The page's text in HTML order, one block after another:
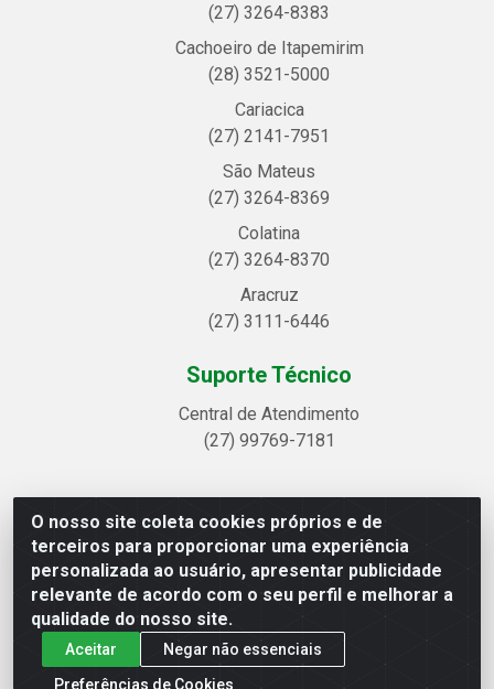
O nosso site coleta cookies próprios e de
terceiros para proporcionar uma experiência
personalizada ao usuário, apresentar publicidade
relevante de acordo com o seu perfil e melhorar a
qualidade do nosso site.
Aceitar
Negar não essenciais
Preferências de Cookies
(27) 3264-8383
Cachoeiro de Itapemirim
(28) 3521-5000
Cariacica
(27) 2141-7951
São Mateus
(27) 3264-8369
Colatina
(27) 3264-8370
Aracruz
(27) 3111-6446
Suporte Técnico
Central de Atendimento
(27) 99769-7181
Linhavix Distribuidora LTDA - Avenida Alegre, 2521 -
Quadra314 Lote 05 e 07 - Shell, Linhares/ES - CEP
29.901-605 - CNPJ 20.857.514/0001-75